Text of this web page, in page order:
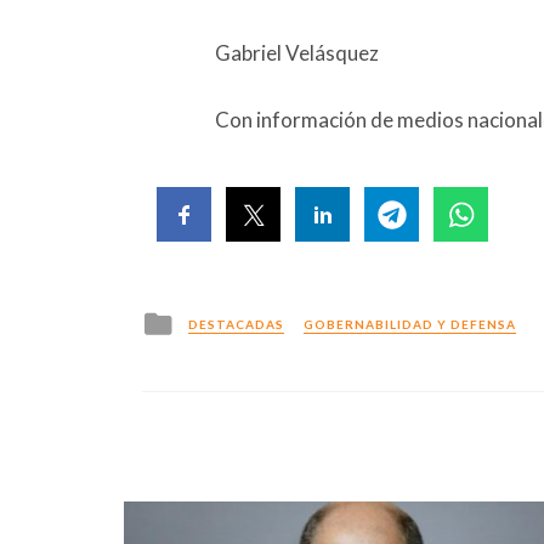
Gabriel Velásquez
Con información de medios
Posted
in
DESTACADAS GOBERNABILIDAD Y DEFENSA